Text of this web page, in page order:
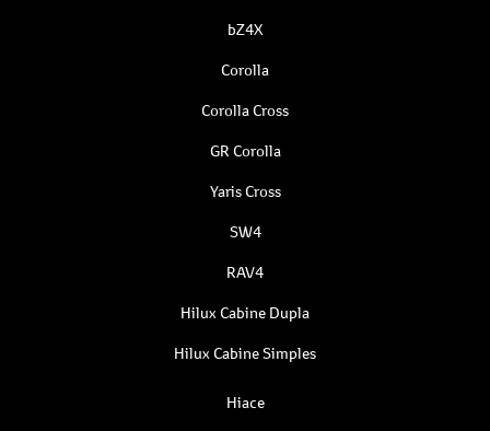
bZ4X
Corolla
Corolla Cross
GR Corolla
Yaris Cross
SW4
RAV4
Hilux Cabine Dupla
Hilux Cabine Simples
Hiace